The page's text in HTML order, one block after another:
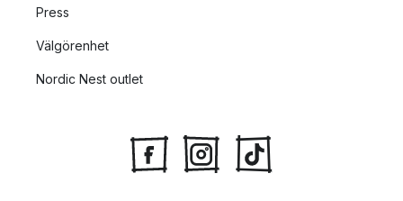
Press
Välgörenhet
Nordic Nest outlet